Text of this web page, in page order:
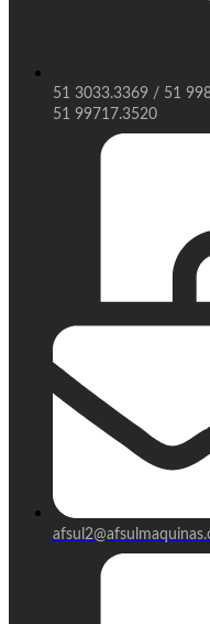
51 3033.3369 / 51
51 99717.3520